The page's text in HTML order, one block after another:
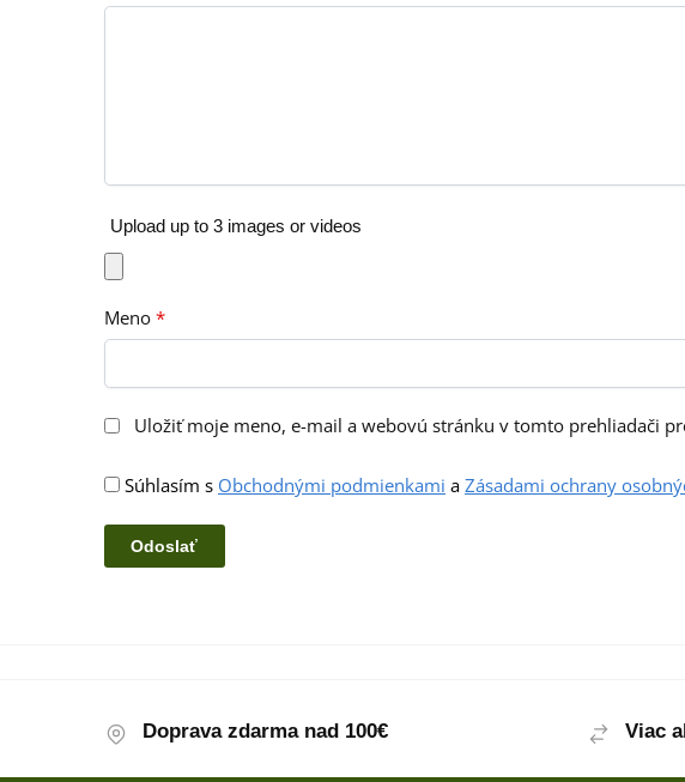
Upload up to 3 images or videos
Meno*
Uložiť moje meno, e-mail a webovú stránku v tomto prehliadači
Súhlasím s Obchodnými podmienkami aZásadami ochrany
Doprava zdarma nad 100€ Viac